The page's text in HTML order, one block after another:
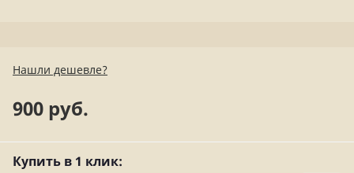
Нашли дешевле?
900 руб.
Купить в 1 клик: